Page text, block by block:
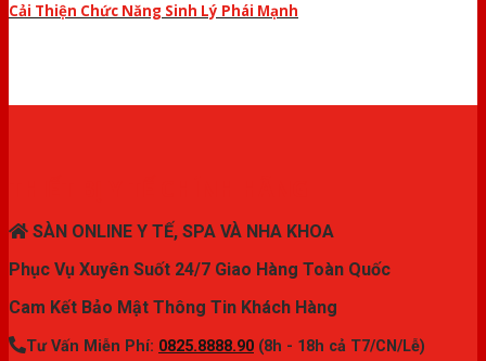
Cải Thiện Chức Năng Sinh Lý Phái Mạnh
SÀN ONLINE Y TẾ, SPA VÀ NHA KHOA
Phục Vụ Xuyên Suốt 24/7 Giao Hàng Toàn Quốc
Cam Kết Bảo Mật Thông Tin Khách Hàng
Tư Vấn Miễn Phí: 0825.8888.90 (8h - 18h cả T7/CN/Lễ)